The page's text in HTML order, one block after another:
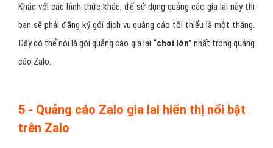
Khác với các hình thức khác, để sử dụng quảng cáo gia lai này thì
bạn sẽ phải đăng ký gói dịch vụ quảng cáo tối thiểu là một tháng.
Đây có thể nói là gói quảng cáo gia lai “chơi lớn” nhất trong quảng
cáo Zalo.
5 - Quảng cáo Zalo gia lai hiển thị nổi bật
trên Zalo